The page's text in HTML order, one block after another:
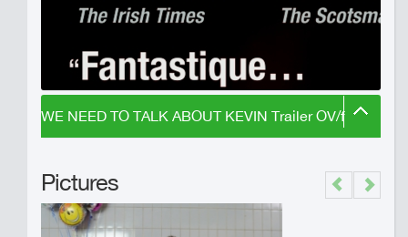
WE NEED TO TALK ABOUT KEVIN Trailer OV/f
Pictures Previous
Next